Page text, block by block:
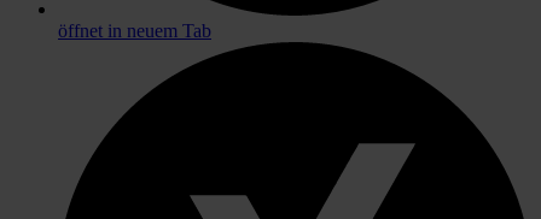
öffnet in neuem Tab